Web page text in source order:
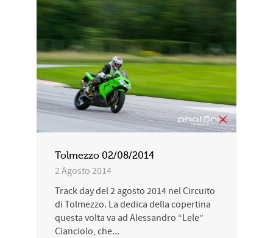
Tolmezzo 02/08/2014
2 Agosto 2014
Track day del 2 agosto 2014 nel Circuito
di Tolmezzo. La dedica della copertina
questa volta va ad Alessandro “Lele”
Cianciolo, che...